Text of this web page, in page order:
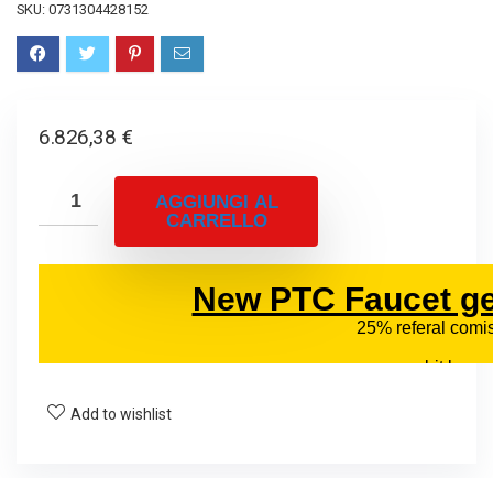
SKU: 0731304428152
6.826,38 €
AGGIUNGI AL
CARRELLO
Add to wishlist